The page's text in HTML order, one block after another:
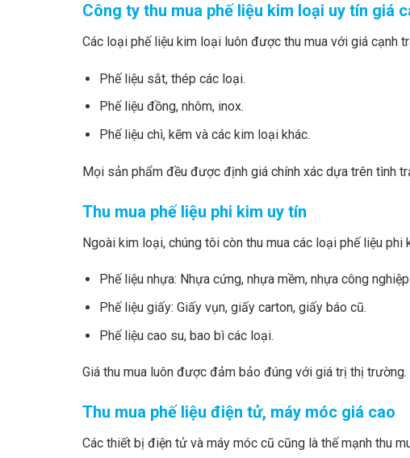
Công ty thu mua phế liệu kim loại uy tín giá
Các loại phế liệu kim loại luôn được thu mua với giá cạnh
Phế liệu sắt, thép các loại.
Phế liệu đồng, nhôm, inox.
Phế liệu chì, kẽm và các kim loại khác.
Mọi sản phẩm đều được định giá chính xác dựa trên tình
Thu mua phế liệu phi kim uy tín
Ngoài kim loại, chúng tôi còn thu mua các loại phế liệu phi
Phế liệu nhựa: Nhựa cứng, nhựa mềm, nhựa công nghiệp.
Phế liệu giấy: Giấy vụn, giấy carton, giấy báo cũ.
Phế liệu cao su, bao bì các loại.
Giá thu mua luôn được đảm bảo đúng với giá trị thị trường.
Thu mua phế liệu điện tử, máy móc giá cao
Các thiết bị điện tử và máy móc cũ cũng là thế mạnh thu